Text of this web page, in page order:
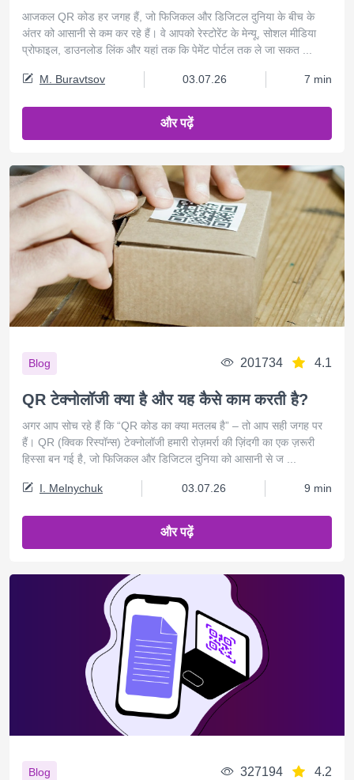
आजकल QR कोड हर जगह हैं, जो फिजिकल और डिजिटल दुनिया के बीच के
अंतर को आसानी से कम कर रहे हैं। वे आपको रेस्टोरेंट के मेन्यू, सोशल मीडिया
प्रोफाइल, डाउनलोड लिंक और यहां तक ​​कि पेमेंट पोर्टल तक ले जा सकत ...
M. Buravtsov 03.07.26 7 min
और पढ़ें
Blog 201734 4.1
QR टेक्नोलॉजी क्या है और यह कैसे काम करती है?
अगर आप सोच रहे हैं कि “QR कोड का क्या मतलब है” – तो आप सही जगह पर
हैं। QR (क्विक रिस्पॉन्स) टेक्नोलॉजी हमारी रोज़मर्रा की ज़िंदगी का एक ज़रूरी
हिस्सा बन गई है, जो फिजिकल और डिजिटल दुनिया को आसानी से ज ...
I. Melnychuk 03.07.26 9 min
और पढ़ें
Blog 327194 4.2